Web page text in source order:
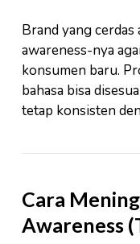
Brand yang
awareness-nya
konsumen baru.
bahasa bisa
tetap konsisten
Cara
Awareness